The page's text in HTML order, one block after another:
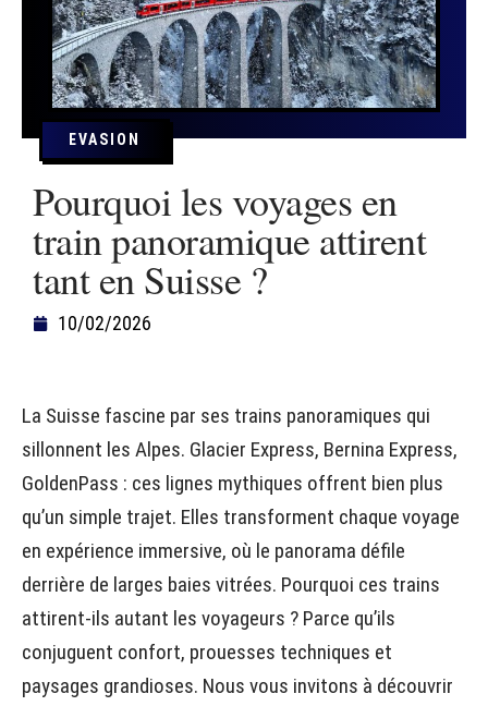
EVASION
Pourquoi les voyages en
train panoramique attirent
tant en Suisse ?
10/02/2026
La Suisse fascine par ses trains panoramiques qui
sillonnent les Alpes. Glacier Express, Bernina Express,
GoldenPass : ces lignes mythiques offrent bien plus
qu’un simple trajet. Elles transforment chaque voyage
en expérience immersive, où le panorama défile
derrière de larges baies vitrées. Pourquoi ces trains
attirent-ils autant les voyageurs ? Parce qu’ils
conjuguent confort, prouesses techniques et
paysages grandioses. Nous vous invitons à découvrir